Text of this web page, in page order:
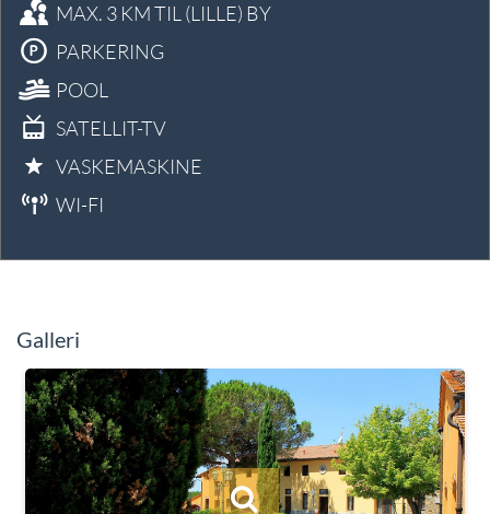
MAX. 3 KM TIL (LILLE) BY
PARKERING
POOL
SATELLIT-TV
VASKEMASKINE
WI-FI
Galleri